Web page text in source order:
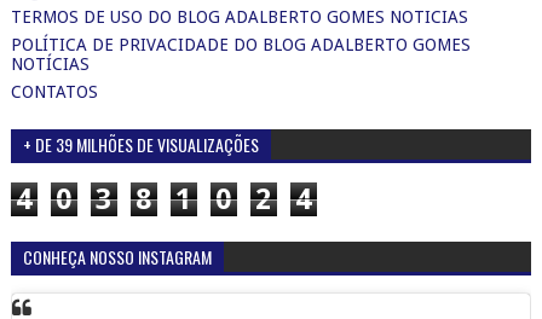
TERMOS DE USO DO BLOG ADALBERTO GOMES NOTICIAS
POLÍTICA DE PRIVACIDADE DO BLOG ADALBERTO GOMES
NOTÍCIAS
CONTATOS
+ DE 39 MILHÕES DE VISUALIZAÇÕES
4 0 3 8 1 0 2 4
CONHEÇA NOSSO INSTAGRAM